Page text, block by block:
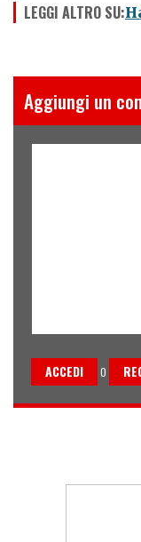
LEGGI ALTRO SU:
Aggiungi un
ACCEDI o